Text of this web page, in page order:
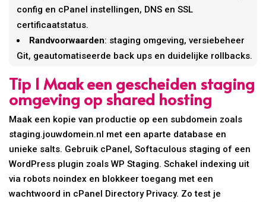
config en cPanel instellingen, DNS en SSL
certificaatstatus.
Randvoorwaarden: staging omgeving, versiebeheer
Git, geautomatiseerde back ups en duidelijke rollbacks.
Tip 1 Maak een gescheiden staging
omgeving op shared hosting
Maak een kopie van productie op een subdomein zoals
staging.jouwdomein.nl met een aparte database en
unieke salts. Gebruik cPanel, Softaculous staging of een
WordPress plugin zoals WP Staging. Schakel indexing uit
via robots noindex en blokkeer toegang met een
wachtwoord in cPanel Directory Privacy. Zo test je